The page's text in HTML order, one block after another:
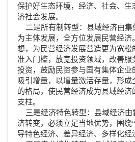
保护好生态环境，经济、社会、生
济社会发展。
二是所有制转型：县域经济由集
为主体发展，全方位发展民营经济
想，为民营经济发展营造更为宽松
准入门槛，放宽投资领域，改善服
投资，鼓励民资参与国有集体企业
吸引增量，以增量激活存量，形
的格局，使民营经济成为县域经济
支柱。
三是经济特色转型：县域经济由
济转变，必须立足当地优势，围绕
导特色经济、差异经济、多样化经